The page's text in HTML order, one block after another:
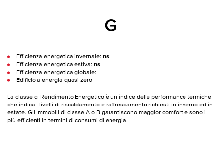
G
Efficienza energetica invernale: ns
Efficienza energetica estiva: ns
Efficienza energetica globale:
Edificio a energia quasi zero
La classe di Rendimento Energetico è un indice delle performance termiche
che indica i livelli di riscaldamento e raffrescamento richiesti in inverno ed in
estate. Gli immobili di classe A o B garantiscono maggior comfort e sono i
più efficienti in termini di consumi di energia.